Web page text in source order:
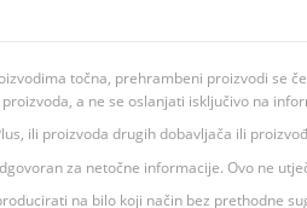
točna, prehrambeni proizvodi
a ne se oslanjati isključivo na
ili proizvoda drugih dobavljača ili
za netočne informacije. Ovo ne
na bilo koji način bez prethodne